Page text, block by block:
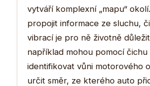
vytváří komplexní „mapu“
propojit informace ze sluchu,
vibrací je pro ně životně
například mohou pomocí čichu
identifikovat vůni motorového
určit směr, ze kterého auto